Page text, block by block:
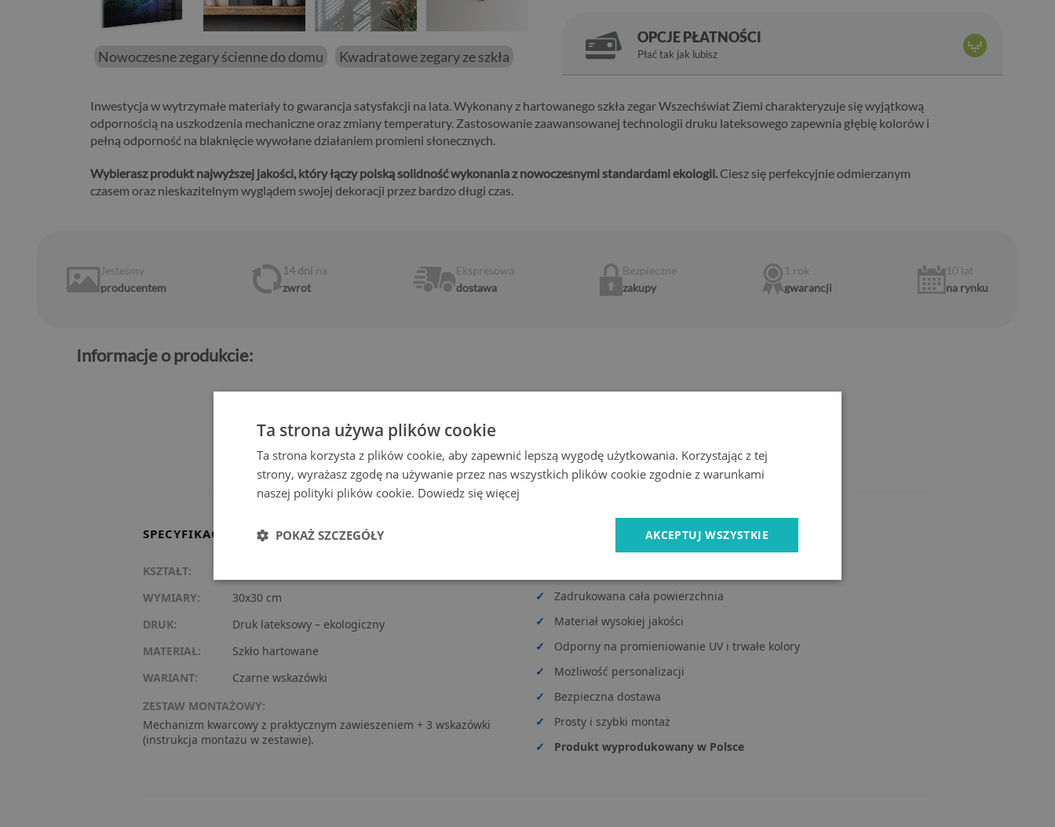
Nowoczesne zegary ścienne do domu Kwadratowe zegary ze szkła
Inwestycja w wytrzymałe materiały to gwarancja satysfakcji na lata. Wykonany z hartowanego szkła zegar Wszechświat Ziemi charakteryzuje się wyjątkową
odpornością na uszkodzenia mechaniczne oraz zmiany temperatury. Zastosowanie zaawansowanej technologii druku lateksowego zapewnia głębię kolorów i
pełną odporność na blaknięcie wywołane działaniem promieni słonecznych.
Wybierasz produkt najwyższej jakości, który łączy polską solidność wykonania z nowoczesnymi standardami ekologii.Ciesz się perfekcyjnie odmierzanym
czasem oraz nieskazitelnym wyglądem swojej dekoracji przez bardzo długi czas.
OPCJE PŁATNOŚCI
Płać tak jak lubisz
Jesteśmy
producentem
14 dni na
zwrot
Ekspresowa
dostawa
Bezpieczne
zakupy
1 rok
gwarancji
10 lat
na rynku
Informacje o produkcie:
ZEGAR SZKLANY – SPECYFIKACJA I CECHY
SPECYFIKACJA TECHNICZNA
KSZTAŁT:
WYMIARY:
30x30 cm
DRUK:
Druk lateksowy – ekologiczny
MATERIAŁ:
Szkło hartowane
WARIANT:
Czarne wskazówki
ZESTAW MONTAŻOWY:
Mechanizm kwarcowy z praktycznym zawieszeniem + 3 wskazówki
(instrukcja montażu w zestawie).
CECHY PRODUKTU
✓
Zadrukowana cała powierzchnia
✓
Materiał wysokiej jakości
✓
Odporny na promieniowanie UV i trwałe kolory
✓
Możliwość personalizacji
✓
Bezpieczna dostawa
✓
Prosty i szybki montaż
✓
Produkt wyprodukowany w Polsce
Ta strona używa plików cookie
Ta strona korzysta z plików cookie, aby zapewnić lepszą wygodę użytkowania. Korzystając z tej
strony, wyrażasz zgodę na używanie przez nas wszystkich plików cookie zgodnie z warunkami
naszej polityki plików cookie. Dowiedz się więcej
AKCEPTUJ WSZYSTKIE
POKAŻ SZCZEGÓŁY